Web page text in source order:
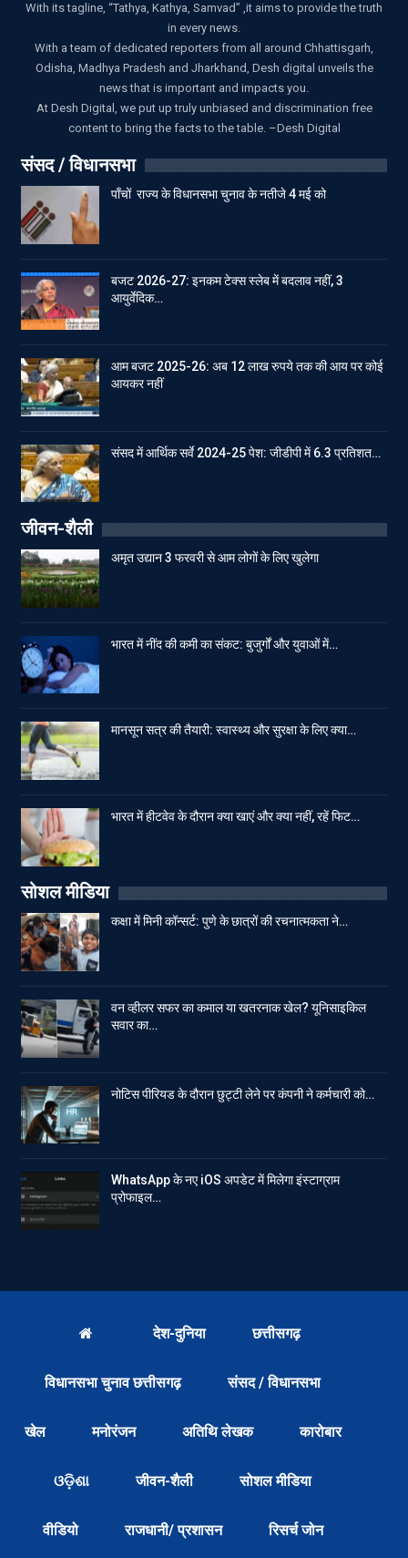
With its tagline, “Tathya, Kathya, Samvad” ,it aims to provide the truth
in every news.
With a team of dedicated reporters from all around Chhattisgarh,
Odisha, Madhya Pradesh and Jharkhand, Desh digital unveils the
news that is important and impacts you.
At Desh Digital, we put up truly unbiased and discrimination free
content to bring the facts to the table. –Desh Digital
संसद / विधानसभा
पाँचों राज्य के विधानसभा चुनाव के नतीजे 4 मई को
बजट 2026-27: इनकम टेक्स स्लेब में बदलाव नहीं, 3
आयुर्वेदिक…
आम बजट 2025-26: अब 12 लाख रुपये तक की आय पर कोई
आयकर नहीं
संसद में आर्थिक सर्वे 2024-25 पेश: जीडीपी में 6.3 प्रतिशत…
जीवन-शैली
अमृत उद्यान 3 फरवरी से आम लोगों के लिए खुलेगा
भारत में नींद की कमी का संकट: बुजुर्गों और युवाओं में…
मानसून सत्र की तैयारी: स्वास्थ्य और सुरक्षा के लिए क्या…
भारत में हीटवेव के दौरान क्या खाएं और क्या नहीं, रहें फिट…
सोशल मीडिया
कक्षा में मिनी कॉन्सर्ट: पुणे के छात्रों की रचनात्मकता ने…
वन व्हीलर सफर का कमाल या खतरनाक खेल? यूनिसाइकिल
सवार का…
नोटिस पीरियड के दौरान छुट्टी लेने पर कंपनी ने कर्मचारी को…
WhatsApp के नए iOS अपडेट में मिलेगा इंस्टाग्राम
प्रोफाइल…
देश-दुनिया छत्तीसगढ़
विधानसभा चुनाव छत्तीसगढ़ संसद / विधानसभा
खेल मनोरंजन अतिथि लेखक कारोबार
ଓଡ଼ିଶା जीवन-शैली सोशल मीडिया
वीडियो राजधानी/ प्रशासन रिसर्च जोन